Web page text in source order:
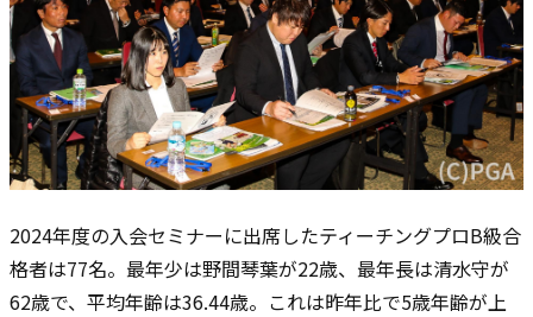
2024年度の入会セミナーに出席したティーチングプロB級合
格者は77名。最年少は野間琴葉が22歳、最年長は清水守が
62歳で、平均年齢は36.44歳。これは昨年比で5歳年齢が上